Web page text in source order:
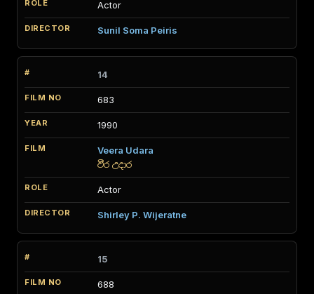
Actor
Sunil Soma Peiris
14
683
1990
Veera Udara
වීර උදාර
Actor
Shirley P. Wijeratne
15
688